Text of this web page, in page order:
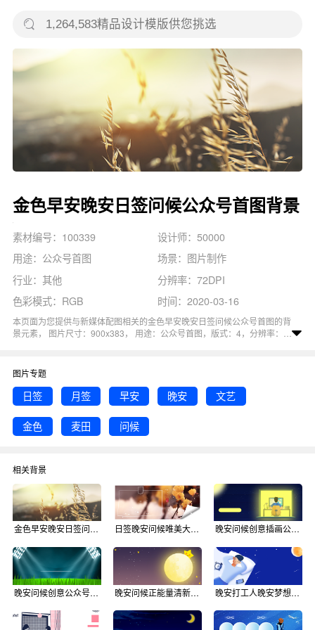
金色早安晚安日签问候公众号首图背景
素材编号：100339
设计师：50000
用途：公众号首图
场景：图片制作
行业：其他
分辨率：72DPI
色彩模式：RGB
时间：2020-03-16
本页面为您提供与新媒体配图相关的金色早安晚安日签问候公众号首图的背
景元素， 图片尺寸：900x383， 用途：公众号首图，版式：4，分辨率：
感兴趣，赶快点击编辑吧！
图片专题
日签 月签 早安 晚安 文艺
金色 麦田 问候
相关背景
金色早安晚安日签问候公众号首图背景 日签晚安问候唯美大气公众号首图背景 晚安问候创意插画公众号首图背景
晚安问候创意公众号首图背景 晚安问候正能量清新公众号首图背景 晚安打工人晚安梦想心语问候公众号首图背景